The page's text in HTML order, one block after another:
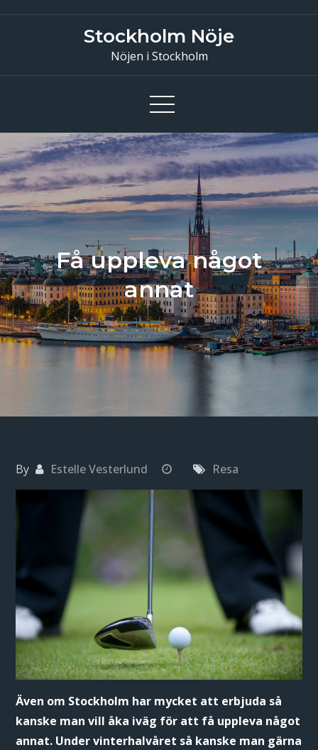
Stockholm Nöje
Nöjen i Stockholm
Få uppleva något
annat
By Estelle Vesterlund Resa
Även om Stockholm har mycket att erbjuda så
kanske man vill åka iväg för att få uppleva något
annat. Under vinterhalvåret så kanske man gärna